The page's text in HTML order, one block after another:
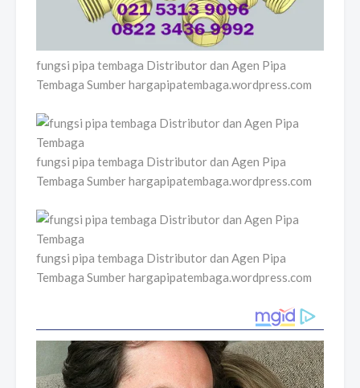
fungsi pipa tembaga Distributor dan Agen Pipa
Tembaga Sumber hargapipatembaga.wordpress.com
fungsi pipa tembaga Distributor dan Agen Pipa
Tembaga Sumber hargapipatembaga.wordpress.com
fungsi pipa tembaga Distributor dan Agen Pipa
Tembaga Sumber hargapipatembaga.wordpress.com